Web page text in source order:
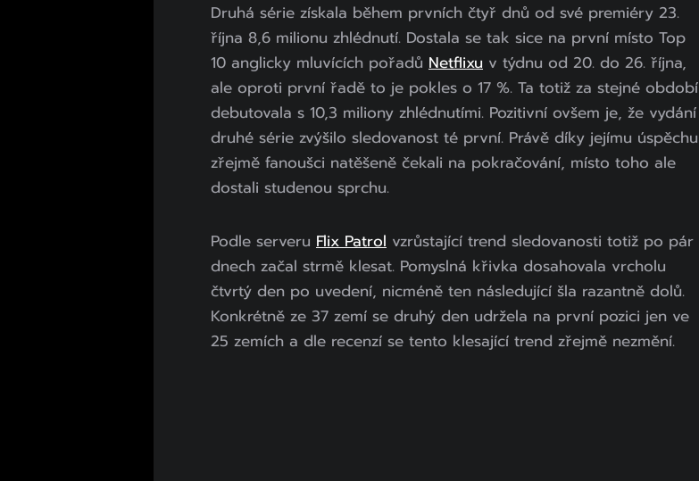
Druhá série získala během prvních čtyř dnů od své premiéry 23.
října 8,6 milionu zhlédnutí. Dostala se tak sice na první místo Top
10 anglicky mluvících pořadů Netflixu v týdnu od 20. do 26. října,
ale oproti první řadě to je pokles o 17 %. Ta totiž za stejné období
debutovala s 10,3 miliony zhlédnutími. Pozitivní ovšem je, že vydání
druhé série zvýšilo sledovanost té první. Právě díky jejímu úspěchu
zřejmě fanoušci natěšeně čekali na pokračování, místo toho ale
dostali studenou sprchu.
Podle serveru Flix Patrol vzrůstající trend sledovanosti totiž po pár
dnech začal strmě klesat. Pomyslná křivka dosahovala vrcholu
čtvrtý den po uvedení, nicméně ten následující šla razantně dolů.
Konkrétně ze 37 zemí se druhý den udržela na první pozici jen ve
25 zemích a dle recenzí se tento klesající trend zřejmě nezmění.